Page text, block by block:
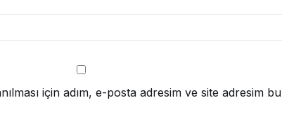
için adım, e-posta adresim ve site adresim bu